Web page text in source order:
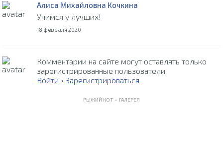
Алиса Михайловна Кочкина
Учимся у лучших!
18 февраля 2020
Комментарии на сайте могут оставлять только
зарегистрированные пользователи.
Войти •Зарегистрироваться
РЫЖИЙ КОТ • ГАЛЕРЕЯ